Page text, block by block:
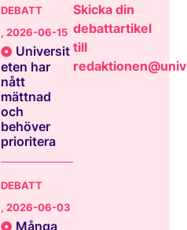
DEBATT
, 2026-06-15
Universit
eten har
nått
mättnad
och
behöver
prioritera
DEBATT
, 2026-06-03
Många
Skicka din
debattartikel
till